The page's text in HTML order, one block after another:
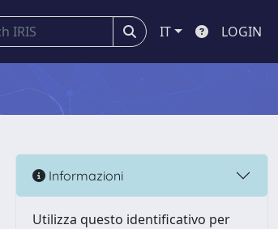
IT LOGIN
Informazioni
Utilizza questo identificativo per